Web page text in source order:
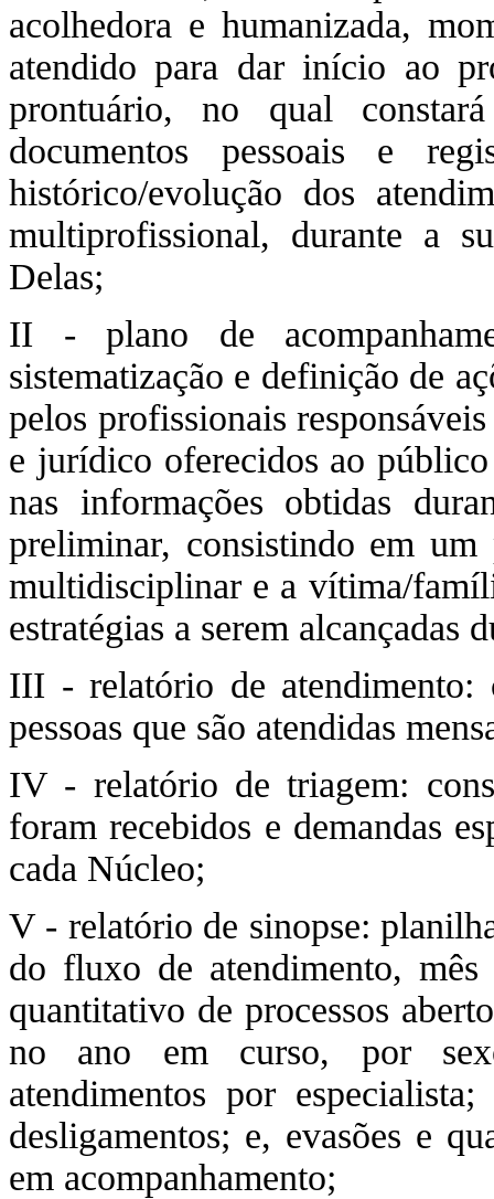
acolhedora e humanizada,
atendido para dar início ao
prontuário, no qual
documentos pessoais e
histórico/evolução dos
multiprofissional, durante a
Delas;
II - plano de
sistematização e definição de
pelos profissionais
e jurídico oferecidos ao
nas informações obtidas
preliminar, consistindo em um
multidisciplinar e a vítima/
estratégias a serem alcançadas
III - relatório de atendimento:
pessoas que são atendidas
IV - relatório de triagem:
foram recebidos e demandas
cada Núcleo;
V - relatório de sinopse:
do fluxo de atendimento,
quantitativo de processos
no ano em curso, por
atendimentos por
desligamentos; e, evasões e
em acompanhamento;